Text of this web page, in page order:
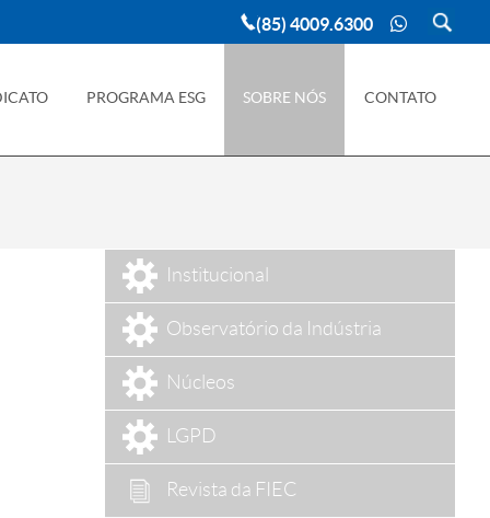
(85) 4009.6300
PROGRAMA ESG SOBRE NÓS CONTATO
Institucional
Observatório da Indústria
Núcleos
LGPD
Revista da FIEC